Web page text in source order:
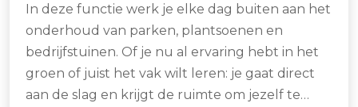
In deze functie werk je elke dag buiten aan het
onderhoud van parken, plantsoenen en
bedrijfstuinen. Of je nu al ervaring hebt in het
groen of juist het vak wilt leren: je gaat direct
aan de slag en krijgt de ruimte om jezelf te